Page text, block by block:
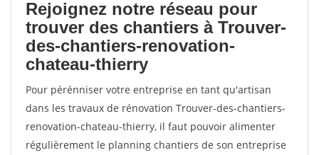
Rejoignez notre réseau pour
trouver des chantiers à Trouver-
des-chantiers-renovation-
chateau-thierry
Pour pérénniser votre entreprise en tant qu'artisan
dans les travaux de rénovation Trouver-des-chantiers-
renovation-chateau-thierry, il faut pouvoir alimenter
régulièrement le planning chantiers de son entreprise